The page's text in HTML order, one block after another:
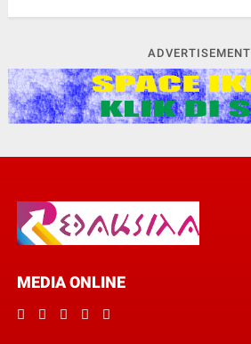
ADVERTISEMENT
MEDIA ONLINE